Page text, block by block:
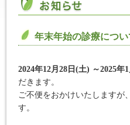
年末年始の診療につ
2024年12月28日(土) ～2025年
だきます。
ご不便をおかけいたしますが
す。